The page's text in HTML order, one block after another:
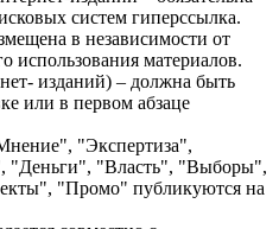
систем гиперссылка.
в независимости от
использования материалов.
изданий) – должна быть
или в первом абзаце
"Экспертиза",
"Деньги", "Власть", "Выборы",
"Промо" публикуются на